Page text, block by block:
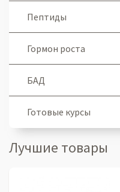
Пептиды
Гормон роста
БАД
Готовые курсы
Лучшие товары